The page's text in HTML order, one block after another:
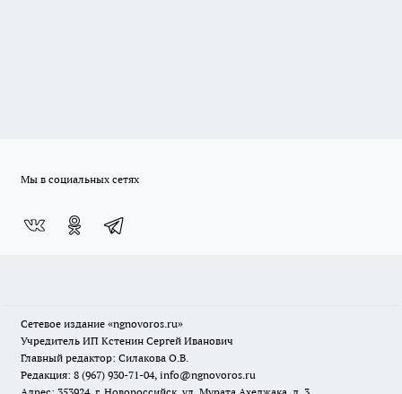
Мы в социальных сетях
Сетевое издание «ngnovoros.ru»
Учредитель ИП Кстенин Сергей Иванович
Главный редактор: Силакова О.В.
Редакция: 8 (967) 930-71-04, info@ngnovoros.ru